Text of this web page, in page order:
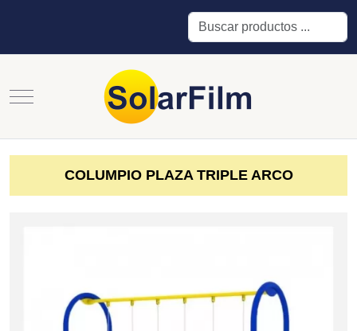
Buscar
Mobile Menu Toggle
COLUMPIO PLAZA TRIPLE ARCO